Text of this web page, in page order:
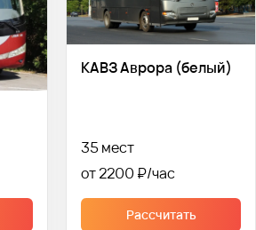
КАВЗ Аврора (белый)
35 мест
от 2200 ₽
Рассчитать